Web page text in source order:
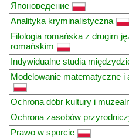
Японоведение
Analityka kryminalistyczna
Filologia romańska z drugim
romańskim
Indywidualne studia
Modelowanie matematyczne i
Ochrona dóbr kultury i
Ochrona zasobów
Prawo w sporcie